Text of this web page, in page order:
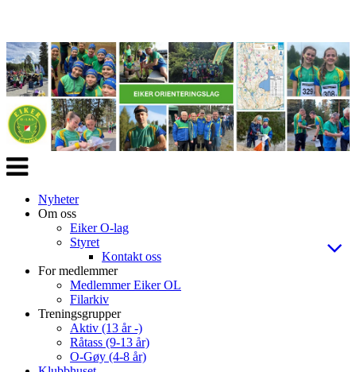
Veksle
navigasjon
Nyheter
Om oss
Eiker O-lag
Styret
Kontakt oss
For medlemmer
Medlemmer Eiker OL
Filarkiv
Treningsgrupper
Aktiv (13 år -)
Råtass (9-13 år)
O-Gøy (4-8 år)